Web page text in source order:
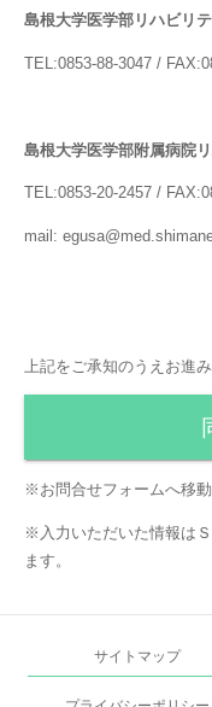
島根大学医学部リハビリ
TEL:0853-88-3047 /
島根大学医学部附属病院
TEL:0853-20-2457 /
mail:
上記をご承知のうえお進み
※お問合せフォームへ移
※入力いただいた情報は
ます。
サイトマップ